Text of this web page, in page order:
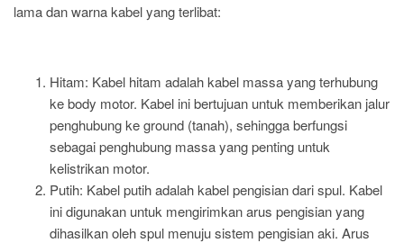
lama dan warna kabel yang terlibat:
Hitam: Kabel hitam adalah kabel massa yang terhubung
ke body motor. Kabel ini bertujuan untuk memberikan jalur
penghubung ke ground (tanah), sehingga berfungsi
sebagai penghubung massa yang penting untuk
kelistrikan motor.
Putih: Kabel putih adalah kabel pengisian dari spul. Kabel
ini digunakan untuk mengirimkan arus pengisian yang
dihasilkan oleh spul menuju sistem pengisian aki. Arus